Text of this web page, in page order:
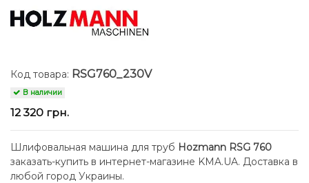
Код товара: RSG760_230V
В наличии
12 320 грн.
Шлифовальная машина для труб Hozmann RSG 760
заказать-купить в интернет-магазине KMA.UA. Доставка в
любой город Украины.